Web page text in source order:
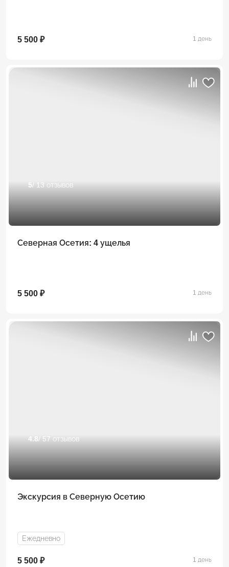
5 500 ₽ 1 день
5/ 13 отзывов
Северная Осетия: 4 ущелья
5 500 ₽ 1 день
4.8/ 57 отзывов
Экскурсия в Северную Осетию
Ежедневно
5 500 ₽ 1 день